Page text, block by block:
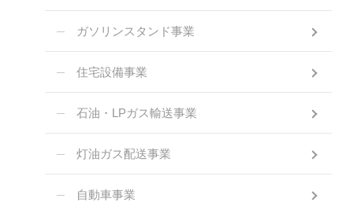
ガソリンスタンド事業
住宅設備事業
石油・LPガス輸送事業
灯油ガス配送事業
自動車事業